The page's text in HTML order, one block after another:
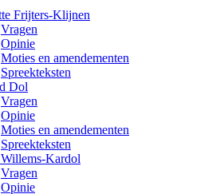
Frijters-Klijnen
Vragen
Opinie
Moties en amendementen
Spreekteksten
Dol
Vragen
Opinie
Moties en amendementen
Spreekteksten
Kardol
Vragen
Opinie